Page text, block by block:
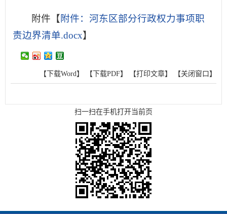
附件【 附件：河东区部分行政权力事项职
责边界清单.docx】
【下载Word】 【下载PDF】 【打印文章】 【关闭窗口】
扫一扫在手机打开当前页